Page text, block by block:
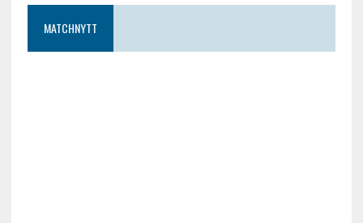
MATCHNYTT